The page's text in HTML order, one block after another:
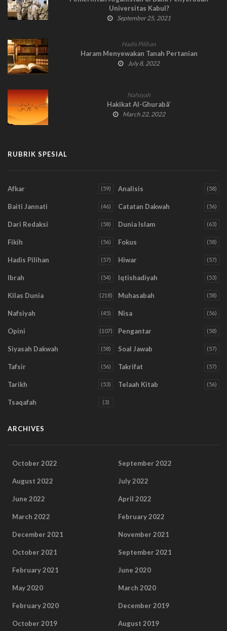
Universitas Kabul?
September 25, 2021
Hadis Pilihan
Haram Menyewakan Tanah Pertanian
July 8, 2022
Nafsiyah
Hakikat Al-Ghurabâ’
March 22, 2022
RUBRIK SPESIAL
Afkar (59) Analisis (58)
Baiti Jannati (46) Catatan Dakwah (56)
Dari Redaksi (58) Dunia Islam (63)
Fikih (56) Fokus (58)
Hadis Pilihan (57) Hiwar (57)
Ibrah (54) Iqtishadiyah (53)
Kilas Dunia (218) Muhasabah (58)
Nafsiyah (45) Nisa (56)
Opini (107) Pengantar (58)
Siyasah Dakwah (58) Soal Jawab (57)
Tafsir (56) Takrifat (57)
Tarikh (53) Telaah Kitab (56)
Tsaqafah (3)
ARCHIVES
October 2022 September 2022
August 2022 July 2022
June 2022 April 2022
March 2022 February 2022
December 2021 November 2021
October 2021 September 2021
February 2021 June 2020
May 2020 March 2020
February 2020 December 2019
October 2019 August 2019